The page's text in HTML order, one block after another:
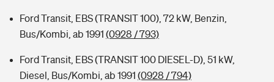
Ford Transit, EBS (TRANSIT 100), 72 kW, Benzin,
Bus/Kombi, ab 1991 (0928 / 793)
Ford Transit, EBS (TRANSIT 100 DIESEL-D), 51 kW,
Diesel, Bus/Kombi, ab 1991 (0928 / 794)